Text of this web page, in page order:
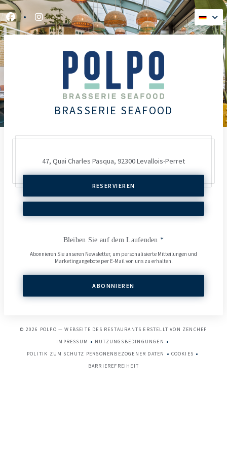
Facebook ((öffnet ein neues Fenster))
Instagram ((öffnet ein neues Fenster))
BRASSERIE SEAFOOD
47, Quai Charles Pasqua, 92300 Levallois-Perret
RESERVIEREN
Bleiben Sie auf dem Laufenden*
Abonnieren Sie unseren Newsletter, um personalisierte Mitteilungen und
Marketingangebote per E-Mail von uns zu erhalten.
ABONNIEREN
© 2026 POLPO — WEBSEITE DES RESTAURANTS ERSTELLT VON ZENCHEF
IMPRESSUM
NUTZUNGSBEDINGUNGEN
POLITIK ZUM SCHUTZ PERSONENBEZOGENER DATEN
COOKIES
BARRIEREFREIHEIT